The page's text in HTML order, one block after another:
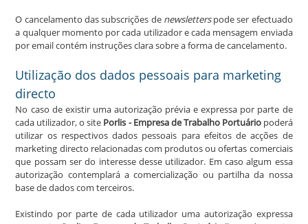
O cancelamento das subscrições de newsletterspode ser efectuado
a qualquer momento por cada utilizador e cada mensagem enviada
por email contém instruções clara sobre a forma de cancelamento.
Utilização dos dados pessoais para marketing
directo
No caso de existir uma autorização prévia e expressa por parte de
cada utilizador, o site Porlis - Empresa de Trabalho Portuáriopoderá
utilizar os respectivos dados pessoais para efeitos de acções de
marketing directo relacionadas com produtos ou ofertas comerciais
que possam ser do interesse desse utilizador. Em caso algum essa
autorização contemplará a comercialização ou partilha da nossa
base de dados com terceiros.
Existindo por parte de cada utilizador uma autorização expressa